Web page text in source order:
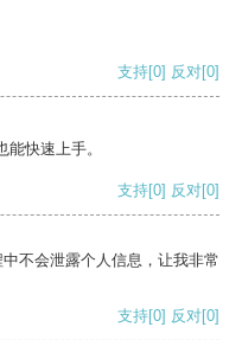
支持[0] 反对[0]
快速上手。
支持[0] 反对[0]
不会泄露个人信息，让我非常
支持[0] 反对[0]